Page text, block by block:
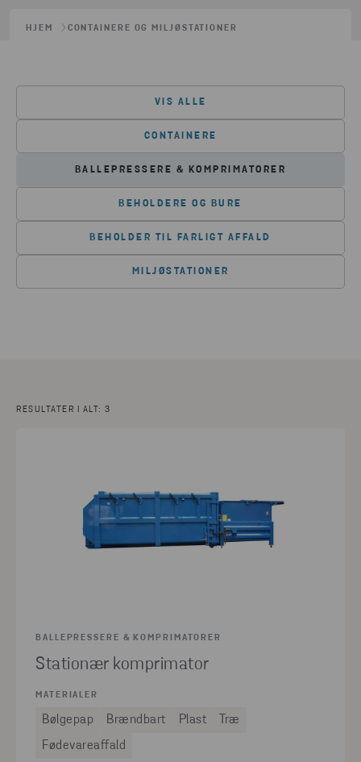
HJEM CONTAINERE OG MILJØSTATIONER
VIS ALLE
CONTAINERE
BALLEPRESSERE & KOMPRIMATORER
BEHOLDERE OG BURE
BEHOLDER TIL FARLIGT AFFALD
MILJØSTATIONER
RESULTATER I ALT: 3
BALLEPRESSERE & KOMPRIMATORER
Stationær komprimator
MATERIALER
Bølgepap Brændbart Plast
Træ
Fødevareaffald